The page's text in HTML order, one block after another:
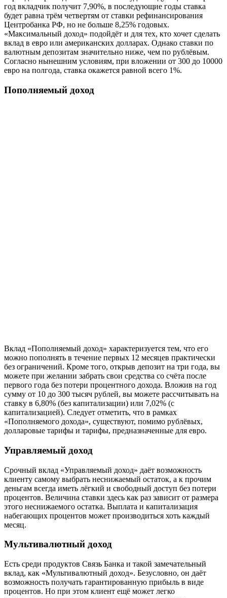
год вкладчик получит 7,90%, в последующие годы ставка
будет равна трём четвертям от ставки рефинансирования
Центробанка РФ, но не больше 8,25% годовых.
«Максимальный доход» подойдёт и для тех, кто хочет сделать
вклад в евро или американских долларах. Однако ставки по
валютным депозитам значительно ниже, чем по рублёвым.
Согласно нынешним условиям, при вложении от 300 до 10000
евро на полгода, ставка окажется равной всего 1%.
Пополняемый доход
Вклад «Пополняемый доход» характеризуется тем, что его
можно пополнять в течение первых 12 месяцев практически
без ограничений. Кроме того, открыв депозит на три года, вы
можете при желании забрать свои средства со счёта после
первого года без потери процентного дохода. Вложив на год
сумму от 10 до 300 тысяч рублей, вы можете рассчитывать на
ставку в 6,80% (без капитализации) или 7,02% (с
капитализацией). Следует отметить, что в рамках
«Пополняемого дохода», существуют, помимо рублёвых,
долларовые тарифы и тарифы, предназначенные для евро.
Управляемый доход
Срочный вклад «Управляемый доход» даёт возможность
клиенту самому выбрать неснижаемый остаток, а к прочим
деньгам всегда иметь лёгкий и свободный доступ без потери
процентов. Величина ставки здесь как раз зависит от размера
этого неснижаемого остатка. Выплата и капитализация
набегающих процентов может производиться хоть каждый
месяц.
Мультивалютный доход
Есть среди продуктов Связь Банка и такой замечательный
вклад, как «Мультивалютный доход». Безусловно, он даёт
возможность получать гарантированную прибыль в виде
процентов. Но при этом клиент ещё может легко